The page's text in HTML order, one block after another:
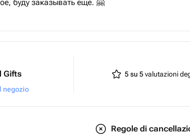
буду заказывать еще. 🤗
Gifts
negozio
5 su 5valutazioni
Regole di